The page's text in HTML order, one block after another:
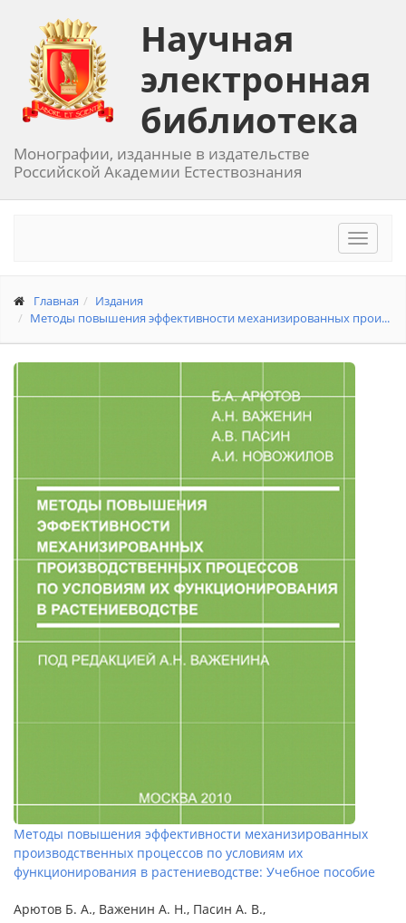
Научная
электронная
библиотека
Монографии, изданные в издательстве
Российской Академии Естествознания
Toggle
Главная
Издания
Методы повышения эффективности механизированных прои...
Методы повышения эффективности механизированных
производственных процессов по условиям их
функционирования в растениеводстве: Учебное пособие
Арютов Б. А., Важенин А. Н., Пасин А. В.,